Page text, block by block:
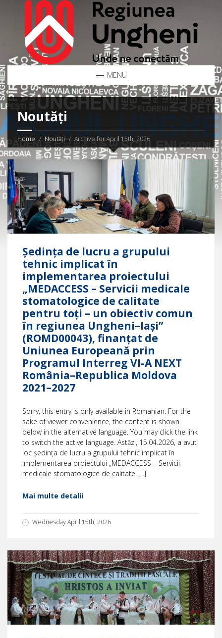
MENU
Noutăți
Home Noutăți Archive for April 15th, 2026
Ședința de lucru a grupului
tehnic implicat în
implementarea proiectului
„MEDACCESS – Servicii medicale
stomatologice de calitate
pentru toți – un obiectiv comun
în regiunea Ungheni–Iași”
(ROMD00043), finanțat de
Uniunea Europeană prin
Programul Interreg VI-A NEXT
România–Republica Moldova
2021–2027
Sorry, this entry is only available in Romanian. For the
sake of viewer convenience, the content is shown
below in the alternative language. You may click the link
to switch the active language. Astăzi, 15.04.2026, a avut
loc ședința de lucru a grupului tehnic implicat în
implementarea proiectului „MEDACCESS – Servicii
medicale stomatologice de calitate […]
Mai multe detalii
Wednesday April 15th, 2026